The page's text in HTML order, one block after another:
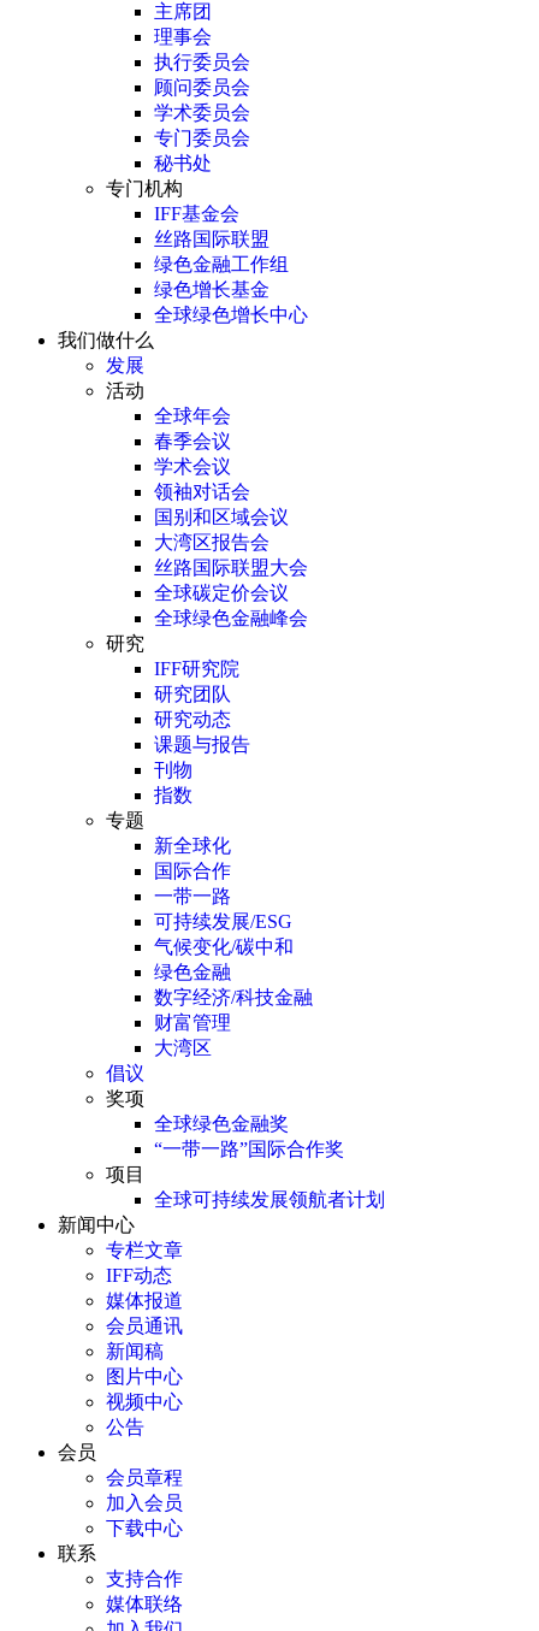
主席团
理事会
执行委员会
顾问委员会
学术委员会
专门委员会
秘书处
专门机构
IFF基金会
丝路国际联盟
绿色金融工作组
绿色增长基金
全球绿色增长中心
我们做什么
发展
活动
全球年会
春季会议
学术会议
领袖对话会
国别和区域会议
大湾区报告会
丝路国际联盟大会
全球碳定价会议
全球绿色金融峰会
研究
IFF研究院
研究团队
研究动态
课题与报告
刊物
指数
专题
新全球化
国际合作
一带一路
可持续发展/ESG
气候变化/碳中和
绿色金融
数字经济/科技金融
财富管理
大湾区
倡议
奖项
全球绿色金融奖
“一带一路”国际合作奖
项目
全球可持续发展领航者计划
新闻中心
专栏文章
IFF动态
媒体报道
会员通讯
新闻稿
图片中心
视频中心
公告
会员
会员章程
加入会员
下载中心
联系
支持合作
媒体联络